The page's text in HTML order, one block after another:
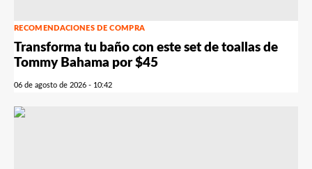
RECOMENDACIONES DE COMPRA
Transforma tu baño con este set de toallas de
Tommy Bahama por $45
06 de agosto de 2026 - 10:42